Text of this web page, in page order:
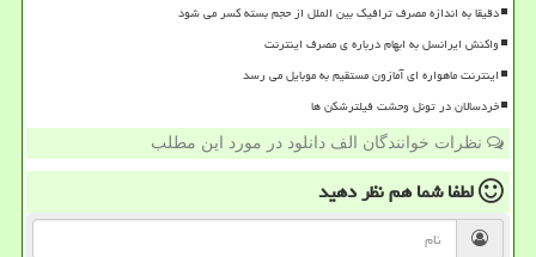
دقیقا به اندازه مصرف ترافیک بین الملل از حجم بسته کسر می شود
واکنش ایرانسل به ابهام درباره ی مصرف اینترنت
اینترنت ماهواره ای آمازون مستقیم به موبایل می رسد
خردسالان در تونل وحشت فیلترشکن ها
نظرات خوانندگان الف دانلود در مورد این مطلب
لطفا شما همنظر دهید